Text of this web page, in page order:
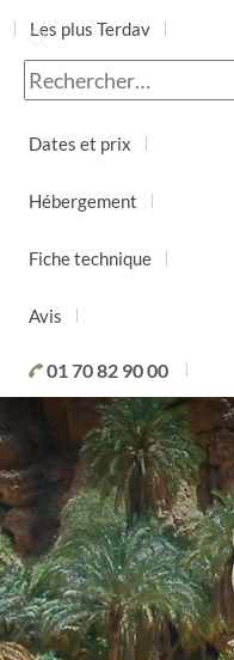
Les plus Terdav
Jour par jour
Dates et prix
Hébergement
Fiche technique
Avis
01 70 82 90 00